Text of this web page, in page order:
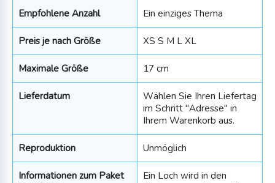
Empfohlene Anzahl Ein einziges Thema
Preis je nach Größe XS S M L XL
Maximale Größe 17 cm
Lieferdatum
Wählen Sie Ihren Liefertag
im Schritt "Adresse" in
Ihrem Warenkorb aus.
Reproduktion Unmöglich
Informationen zum Paket
Ein Loch wird in den